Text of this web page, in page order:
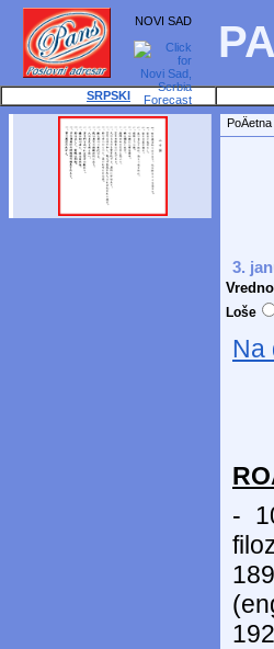
NOVI SAD
SRPSKI
PoÄetna
3.
Loše
Na
-